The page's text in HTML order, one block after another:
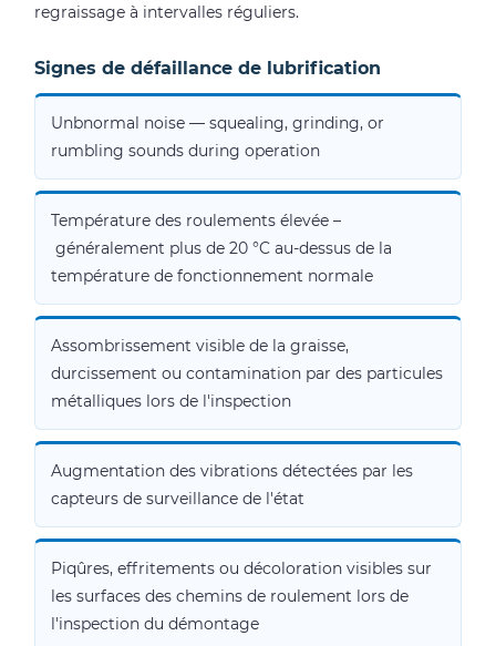
regraissage à intervalles réguliers.
Signes de défaillance de lubrification
Unbnormal noise — squealing, grinding, or
rumbling sounds during operation
Température des roulements élevée –
généralement plus de 20 °C au-dessus de la
température de fonctionnement normale
Assombrissement visible de la graisse,
durcissement ou contamination par des particules
métalliques lors de l'inspection
Augmentation des vibrations détectées par les
capteurs de surveillance de l'état
Piqûres, effritements ou décoloration visibles sur
les surfaces des chemins de roulement lors de
l'inspection du démontage